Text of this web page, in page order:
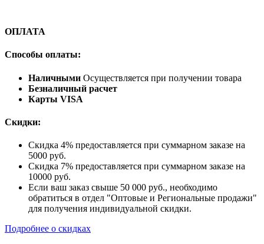
ОПЛАТА
Способы оплаты:
Наличными Осуществляется при получении товара
Безналичный расчет
Карты VISA
Скидки:
Скидка 4% предоставляется при суммарном заказе на
5000 руб.
Скидка 7% предоставляется при суммарном заказе на
10000 руб.
Если ваш заказ свыше 50 000 руб., необходимо
обратиться в отдел "Оптовые и Региональные продажи"
для получения индивидуальной скидки.
Подробнее о скидках